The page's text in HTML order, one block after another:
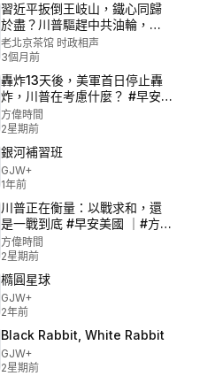
習近平扳倒王岐山，鐵心同歸
於盡？川普驅趕中共油輪，習
共入死局！習“亡者之握”發
威，西班牙首相夫人訪華途中
遭起訴！（老北京茶館/第1608
集/2026/04/16）
老北京茶馆 时政相声
3個月前
轟炸13天後，美軍首日停止轟
炸，川普在考慮什麼？ #早安
美國 ｜#方偉時間 07.25.2026
方偉時間
2星期前
銀河補習班
GJW+
1年前
川普正在衡量：以戰求和，還
是一戰到底 #早安美國 ｜#方偉
時間 07.21.2026
方偉時間
2星期前
橢圓星球
GJW+
2年前
Black Rabbit, White Rabbit
GJW+
2星期前